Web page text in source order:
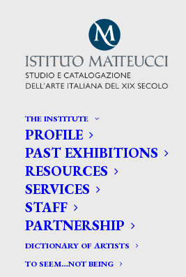
THE INSTITUTE
PROFILE
PAST EXHIBITIONS
RESOURCES
SERVICES
STAFF
PARTNERSHIP
DICTIONARY OF ARTISTS
TO SEEM…NOT BEING
CERCA TRA GLI ARTISTI:
Search
for: